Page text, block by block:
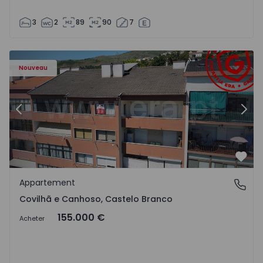
3 2 89 90 7
Nouveau
- 18
Appartement T2 Covilhã, Covilhã e Canhoso - 1497806 -
Précédent
Covilhã e Canhoso, Castelo Branco
Appartement
Covilhã e Canhoso, Castelo Branco
Acheter 155.000 €